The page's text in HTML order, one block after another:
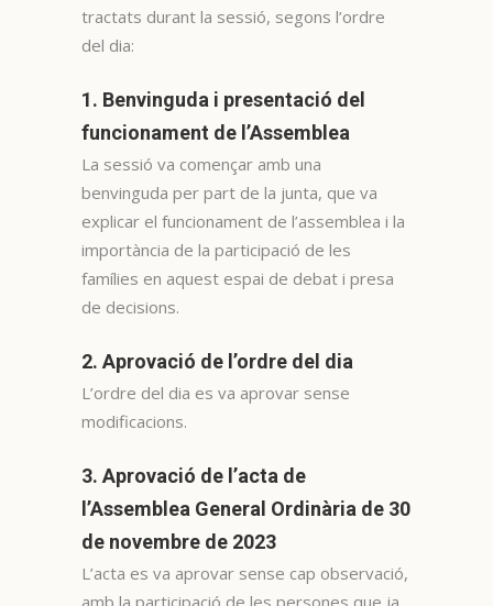
tractats durant la sessió, segons l’ordre
del dia:
1. Benvinguda i presentació del
funcionament de l’Assemblea
La sessió va començar amb una
benvinguda per part de la junta, que va
explicar el funcionament de l’assemblea i la
importància de la participació de les
famílies en aquest espai de debat i presa
de decisions.
2. Aprovació de l’ordre del dia
L’ordre del dia es va aprovar sense
modificacions.
3. Aprovació de l’acta de
l’Assemblea General Ordinària de 30
de novembre de 2023
L’acta es va aprovar sense cap observació,
amb la participació de les persones que ja